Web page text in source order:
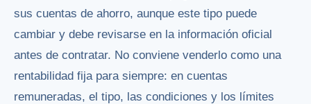
sus cuentas de ahorro, aunque este tipo puede
cambiar y debe revisarse en la información oficial
antes de contratar. No conviene venderlo como una
rentabilidad fija para siempre: en cuentas
remuneradas, el tipo, las condiciones y los límites